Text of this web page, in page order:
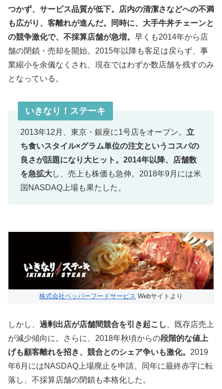
つかず、サービス品質が低下。店内の清潔さなどへの不満
も広がり、客離れが進んだ。同時に、大手牛丼チェーンと
の競争激化で、不採算店舗が急増。 早くも2014年から店
舗の閉鎖・売却を開始。2015年以降も客足は戻らず、事
業縮小を余儀なくされ、現在ではわずか数店舗を残すのみ
となっている。
いきなり！ステーキ
2013年12月、東京・銀座に1号店をオープン。 立
ち食いスタイル×グラム単位の注文というコスパの
良さが話題になり大ヒット。2014年以降、店舗数
を急拡大し、売上も株価も急伸。2018年9月には米
国NASDAQ上場も果たした。
株式会社ペッパーフードサービス Webサイトより
しかし、 過剰出店が店舗間競合を引き起こし
、既存店売上
が減少傾向に。さらに、2018年秋頃からの段階的な値上
げも顧客離れを招き、競合とのシェア争いも激化。 2019
年6月にはNASDAQ上場廃止を申請。同年に最終赤字に転
落し、不採算店舗の閉鎖も本格化した。